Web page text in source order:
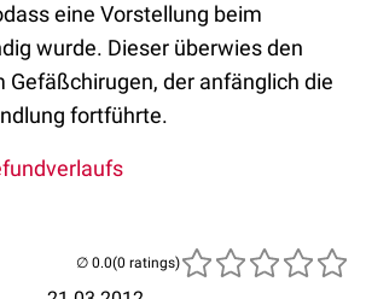
eine Vorstellung beim
wurde. Dieser überwies den
Gefäßchirugen, der anfänglich die
fortführte.
(0 ratings)